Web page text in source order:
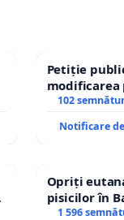
Petiție
modificarea
– Hanu
102
Notificare
Opriți
pisicilor în
1 596